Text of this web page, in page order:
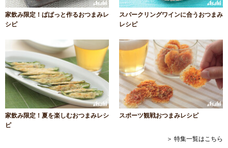
家飲み限定！ぱぱっと作るおつまみレ
シピ
スパークリングワインに合うおつまみ
レシピ
家飲み限定！夏を楽しむおつまみレシ
ピ
スポーツ観戦おつまみレシピ
＞ 特集一覧はこちら